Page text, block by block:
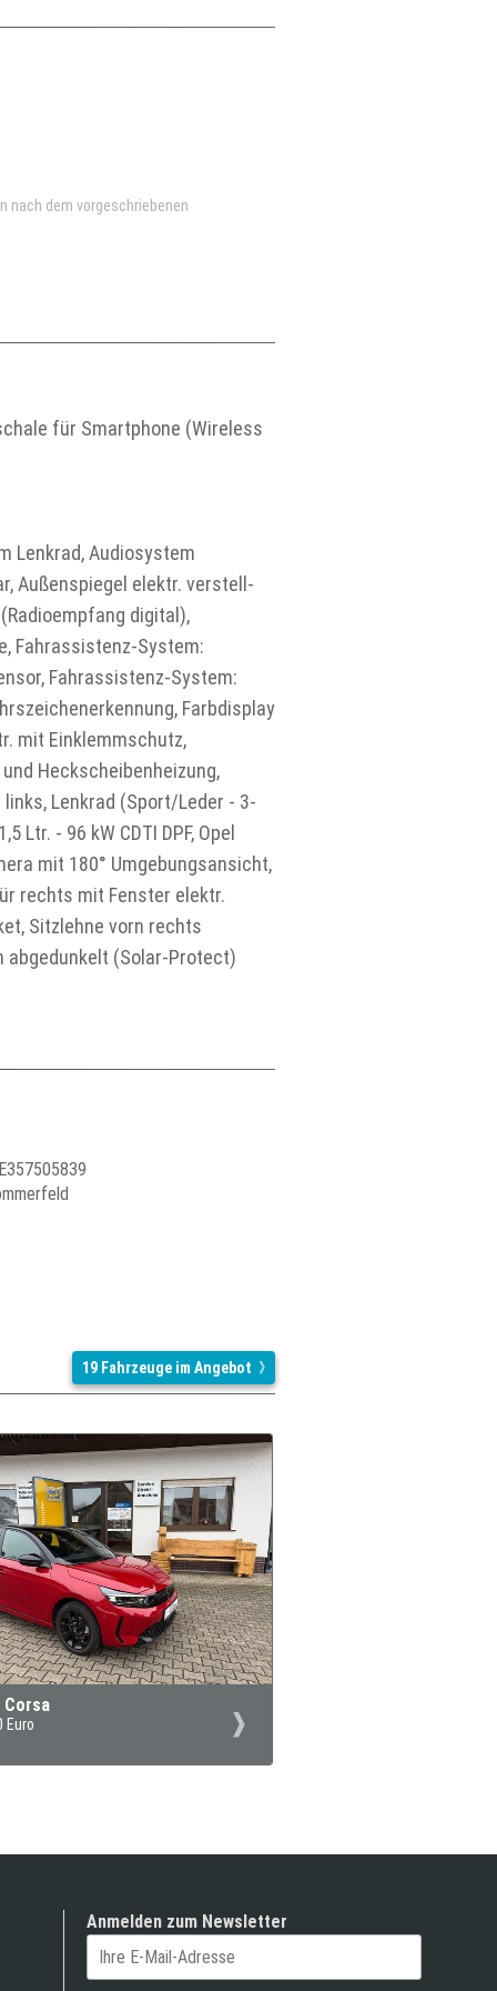
nach dem vorgeschriebenen
für Smartphone (Wireless
Lenkrad, Audiosystem
Außenspiegel elektr. verstell-
digital),
Fahrassistenz-System:
Fahrassistenz-System:
Farbdisplay
mit Einklemmschutz,
Heckscheibenheizung,
Lenkrad (Sport/Leder - 3-
- 96 kW CDTI DPF, Opel
mit 180° Umgebungsansicht,
rechts mit Fenster elektr.
Sitzlehne vorn rechts
abgedunkelt (Solar-Protect)
19 Fahrzeuge im Angebot
Corsa
Euro
Anmelden zum Newsletter